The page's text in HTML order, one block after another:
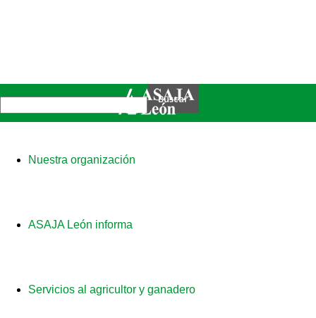
Nuestra organización
ASAJA León informa
Servicios al agricultor y ganadero